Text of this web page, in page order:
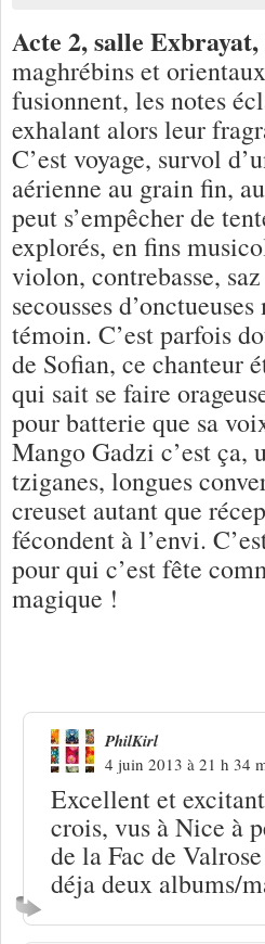
Acte 2, salle
maghrébins et
fusionnent, les notes
exhalant alors leur
C’est voyage, survol
aérienne au grain fin,
peut s’empêcher de
explorés, en fins
violon, contrebasse,
secousses
témoin. C’est parfois
de Sofian, ce chanteur
qui sait se faire
pour batterie que sa
Mango Gadzi c’est ça,
tziganes, longues
creuset autant que
fécondent à l’envi.
pour qui c’est fête
magique !
PhilKirl
4 juin 2013 à 21 h 34
Excellent et
crois, vus à Nice à
de la Fac de
déja deux albums/